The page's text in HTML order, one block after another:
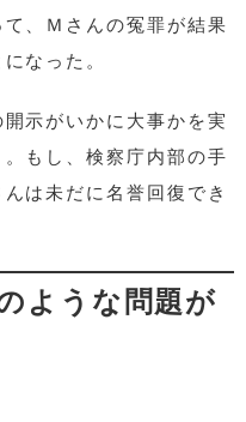
、Ｍさんの冤罪が結果
なった。
示がいかに大事かを実
もし、検察庁内部の手
は未だに名誉回復でき
ような問題が